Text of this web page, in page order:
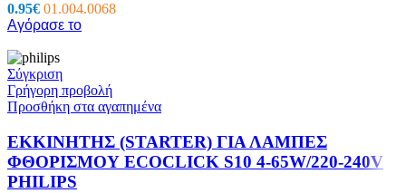
0.95€ 01.004.0068
Αγόρασε το
Σύγκριση
Γρήγορη προβολή
Προσθήκη στα αγαπημένα
ΕΚΚΙΝΗΤΗΣ (STARTER) ΓΙΑ ΛΑΜΠΕΣ
ΦΘΟΡΙΣΜΟΥ ECOCLICK S10 4-65W/220-240V
PHILIPS